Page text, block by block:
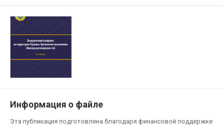
Информация о файле
Эта публикация подготовлена благодаря финансовой поддержке